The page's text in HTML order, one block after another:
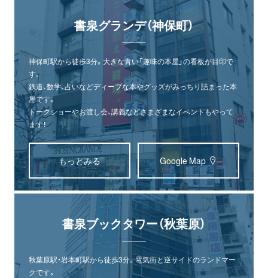
書泉グランデ（神保町）
神保町駅から徒歩3分。大きな青い「趣味の本屋」の看板が目印で
す。
鉄道、数学、占いなどディープな本やグッズがみっちり詰まった本
屋です。
トークショーやお渡し会、講義などさまざまなイベントもやって
ます！
もっとみる Google Map
書泉ブックタワー（秋葉原）
秋葉原駅・岩本町駅から徒歩3分。電気街と逆サイドのランドマー
クです。